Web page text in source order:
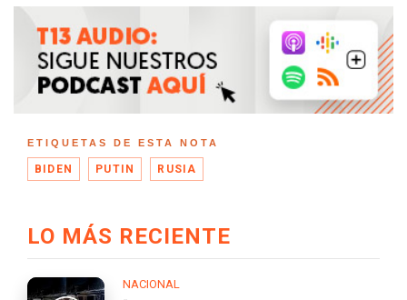
ETIQUETAS DE ESTA NOTA
BIDEN PUTIN RUSIA
LO MÁS RECIENTE
NACIONAL